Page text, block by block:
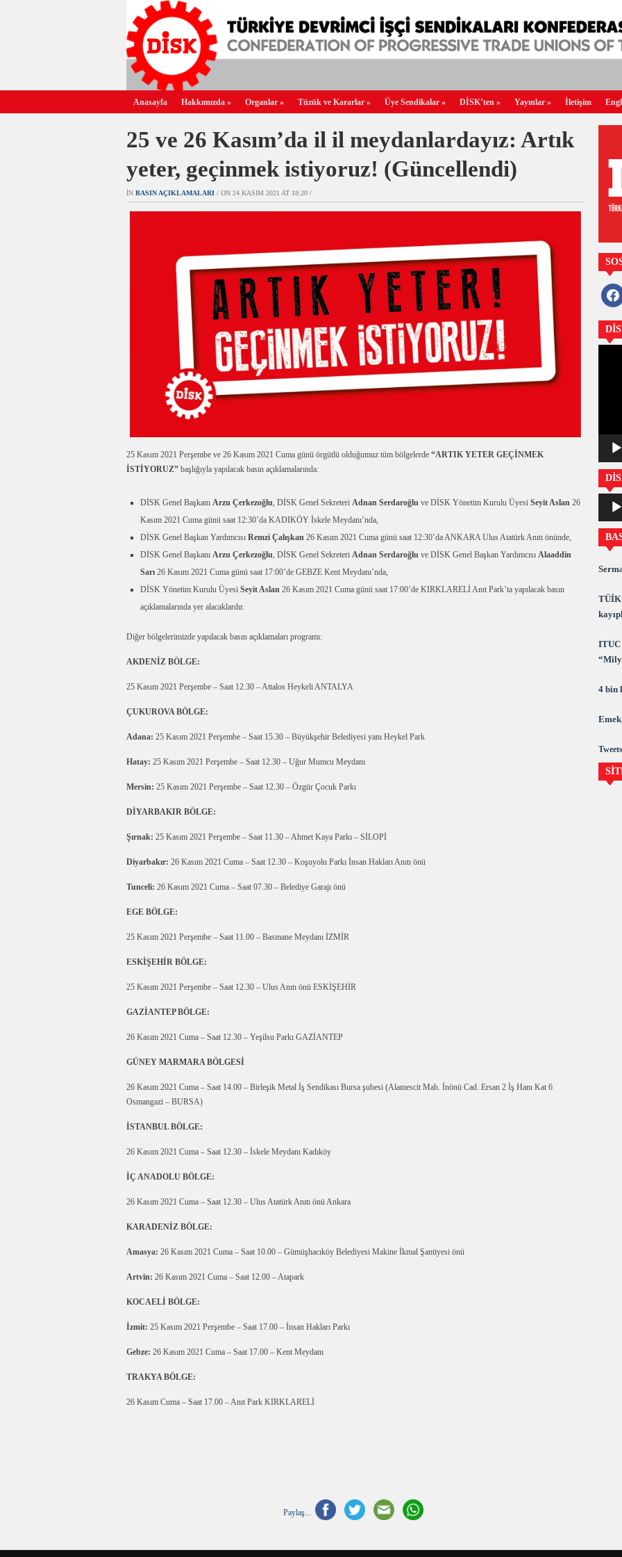
Anasayfa Hakkımızda » Organlar » Tüzük ve Kararlar » Üye Sendikalar » DİSK’ten » Yayınlar » İletişim
25 ve 26 Kasım’da il il meydanlardayız: Artık
yeter, geçinmek istiyoruz! (Güncellendi)
IN BASIN AÇIKLAMALARI / ON 24 KASIM 2021 AT 18:20 /
25 Kasım 2021 Perşembe ve 26 Kasım 2021 Cuma günü örgütlü olduğumuz tüm bölgelerde “ARTIK YETER GEÇİNMEK
İSTİYORUZ” başlığıyla yapılacak basın açıklamalarında:
DİSK Genel Başkanı Arzu Çerkezoğlu, DİSK Genel Sekreteri Adnan Serdaroğlu ve DİSK Yönetim Kurulu Üyesi Seyit Aslan 26
Kasım 2021 Cuma günü saat 12:30’da KADIKÖY İskele Meydanı’nda,
DİSK Genel Başkan Yardımcısı Remzi Çalışkan 26 Kasım 2021 Cuma günü saat 12:30’da ANKARA Ulus Atatürk Anıtı önünde,
DİSK Genel Başkanı Arzu Çerkezoğlu, DİSK Genel Sekreteri Adnan Serdaroğlu ve DİSK Genel Başkan Yardımcısı Alaaddin
Sarı 26 Kasım 2021 Cuma günü saat 17:00’de GEBZE Kent Meydanı’nda,
DİSK Yönetim Kurulu Üyesi Seyit Aslan 26 Kasım 2021 Cuma günü saat 17:00’de KIRKLARELİ Anıt Park’ta yapılacak basın
açıklamalarında yer alacaklardır.
Diğer bölgelerimizde yapılacak basın açıklamaları programı:
AKDENİZ BÖLGE:
25 Kasım 2021 Perşembe – Saat 12.30 – Attalos Heykeli ANTALYA
ÇUKUROVA BÖLGE:
Adana: 25 Kasım 2021 Perşembe – Saat 15.30 – Büyükşehir Belediyesi yanı Heykel Park
Hatay: 25 Kasım 2021 Perşembe – Saat 12.30 – Uğur Mumcu Meydanı
Mersin: 25 Kasım 2021 Perşembe – Saat 12.30 – Özgür Çocuk Parkı
DİYARBAKIR BÖLGE:
Şırnak: 25 Kasım 2021 Perşembe – Saat 11.30 – Ahmet Kaya Parkı – SİLOPİ
Diyarbakır: 26 Kasım 2021 Cuma – Saat 12.30 – Koşuyolu Parkı İnsan Hakları Anıtı önü
Tunceli: 26 Kasım 2021 Cuma – Saat 07.30 – Belediye Garajı önü
EGE BÖLGE:
25 Kasım 2021 Perşembe – Saat 11.00 – Basmane Meydanı İZMİR
ESKİŞEHİR BÖLGE:
25 Kasım 2021 Perşembe – Saat 12.30 – Ulus Anıtı önü ESKİŞEHİR
GAZİANTEP BÖLGE:
26 Kasım 2021 Cuma – Saat 12.30 – Yeşilsu Parkı GAZİANTEP
GÜNEY MARMARA BÖLGESİ
26 Kasım 2021 Cuma – Saat 14.00 – Birleşik Metal İş Sendikası Bursa şubesi (Alamescit Mah. İnönü Cad. Ersan 2 İş Hanı Kat 6
Osmangazi – BURSA)
İSTANBUL BÖLGE:
26 Kasım 2021 Cuma – Saat 12.30 – İskele Meydanı Kadıköy
İÇ ANADOLU BÖLGE:
26 Kasım 2021 Cuma – Saat 12.30 – Ulus Atatürk Anıtı önü Ankara
KARADENİZ BÖLGE:
Amasya: 26 Kasım 2021 Cuma – Saat 10.00 – Gümüşhacıköy Belediyesi Makine İkmal Şantiyesi önü
Artvin: 26 Kasım 2021 Cuma – Saat 12.00 – Atapark
KOCAELİ BÖLGE:
İzmit: 25 Kasım 2021 Perşembe – Saat 17.00 – İnsan Hakları Parkı
Gebze: 26 Kasım 2021 Cuma – Saat 17.00 – Kent Meydanı
TRAKYA BÖLGE:
26 Kasım Cuma – Saat 17.00 – Anıt Park KIRKLARELİ
Paylaş...
oynatıcı
TÜİK
ITUC
4 bin